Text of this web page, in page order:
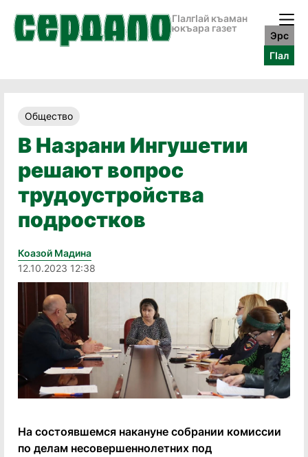
ГӀалгӀай къаман
юкъара газет
Эрс
ГӀал
Общество
В Назрани Ингушетии
решают вопрос
трудоустройства
подростков
Коазой Мадина
12.10.2023 12:38
На состоявшемся накануне собрании комиссии
по делам несовершеннолетних под